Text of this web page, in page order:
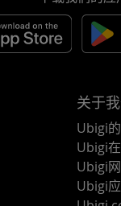
关于
Ubigi
Ubigi
Ubigi
Ubigi